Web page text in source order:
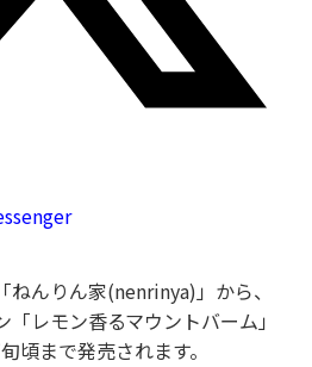
んりん家(nenrinya)」から、
レモン香るマウントバーム」
頃まで発売されます。